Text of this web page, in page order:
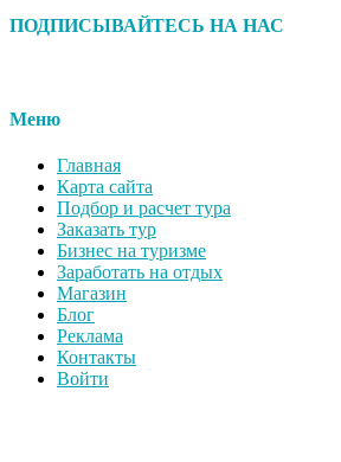
ПОДПИСЫВАЙТЕСЬ НА НАС
Меню
Главная
Карта сайта
Подбор и расчет тура
Заказать тур
Бизнес на туризме
Заработать на отдых
Магазин
Блог
Реклама
Контакты
Войти